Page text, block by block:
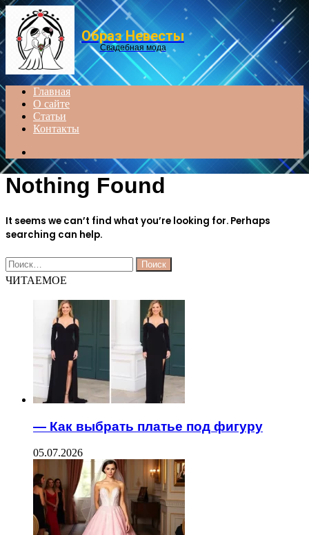
Menu
Образ Невесты
Свадебная мода
Главная
О сайте
Статьи
Контакты
Nothing Found
It seems we can’t find what you’re looking for. Perhaps
searching can help.
Найти:
ЧИТАЕМОЕ
— Как выбрать платье под фигуру
05.07.2026